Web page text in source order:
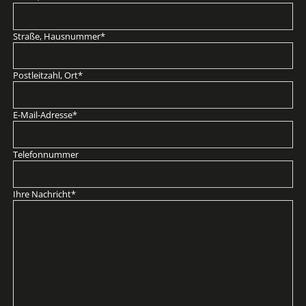
Pflichtfeld
Straße, Hausnummer*
Pflichtfeld
Postleitzahl, Ort*
Pflichtfeld
E-Mail-Adresse*
Telefonnummer
Pflichtfeld
Ihre Nachricht*